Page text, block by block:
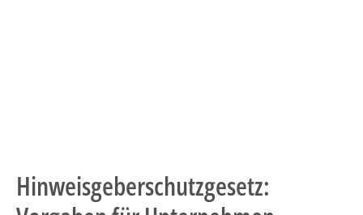
Hinweisgeberschutzgesetz: